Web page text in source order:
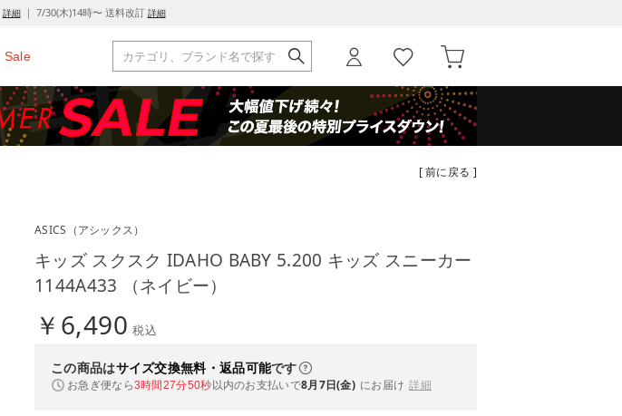
詳細｜ 7/30(木)14時〜 送料改訂 詳細
Sale
[ 前に戻る ]
ASICS （アシックス）
キッズ スクスク IDAHO BABY 5.200 キッズ スニーカー
1144A433 （ネイビー）
￥6,490 税込
この商品はサイズ交換無料・返品可能です
お急ぎ便なら3時間27分50秒以内のお支払いで8月7日(金) にお届け 詳細